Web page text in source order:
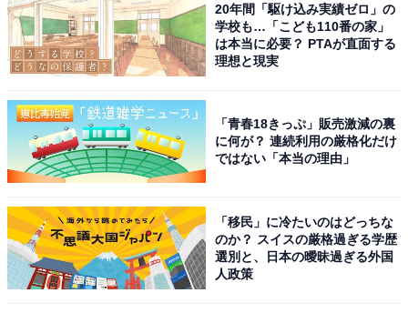
20年間「駆け込み実績ゼロ」の
学校も…「こども110番の家」
は本当に必要？ PTAが直面する
理想と現実
「青春18きっぷ」販売激減の裏
に何が？ 連続利用の厳格化だけ
ではない「本当の理由」
「移民」に冷たいのはどっちな
のか？ スイスの厳格過ぎる学歴
選別と、日本の曖昧過ぎる外国
人政策